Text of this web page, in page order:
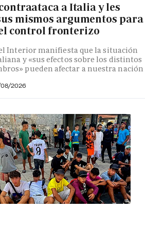
a Italia y les
mismos argumentos para
control fronterizo
Interior manifiesta que la situación
y «sus efectos sobre los distintos
pueden afectar a nuestra nación
2026